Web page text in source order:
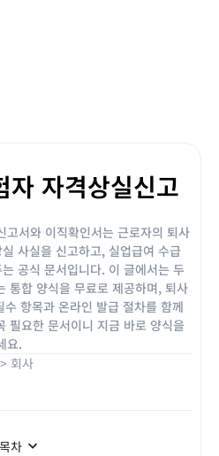
자 자격상실신고
고서와 이직확인서는 근로자의 퇴사
사실을 신고하고, 실업급여 수급
공식 문서입니다. 이 글에서는 두
통합 양식을 무료로 제공하며, 퇴사
항목과 온라인 발급 절차를 함께
필요한 문서이니 지금 바로 양식을
요.
> 회사
목차